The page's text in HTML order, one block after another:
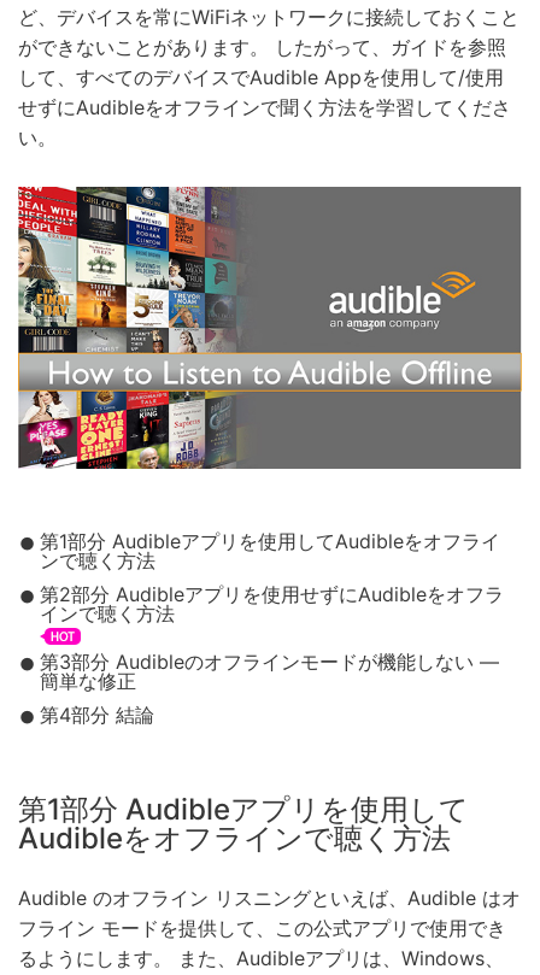
ど、デバイスを常にWiFiネットワークに接続しておくこと
ができないことがあります。 したがって、ガイドを参照
して、すべてのデバイスでAudible Appを使用して/使用
せずにAudibleをオフラインで聞く方法を学習してくださ
い。
第1部分 Audibleアプリを使用してAudibleをオフライ
ンで聴く方法
第2部分 Audibleアプリを使用せずにAudibleをオフラ
インで聴く方法
第3部分 Audibleのオフラインモードが機能しない —
簡単な修正
第4部分 結論
第1部分 Audibleアプリを使用して
Audibleをオフラインで聴く方法
Audible のオフライン リスニングといえば、Audible はオ
フライン モードを提供して、この公式アプリで使用でき
るようにします。 また、Audibleアプリは、Windows、